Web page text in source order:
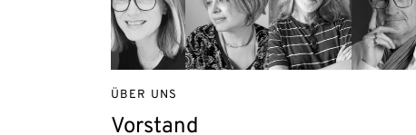
Vorstand
ÜBER UNS